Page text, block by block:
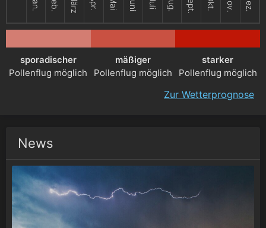
Jan. Feb. Apr. Mai Juni Juli Okt.
sporadischer
Pollenflug möglich
mäßiger
Pollenflug möglich
starker
Pollenflug möglich
Zur Wetterprognose
News